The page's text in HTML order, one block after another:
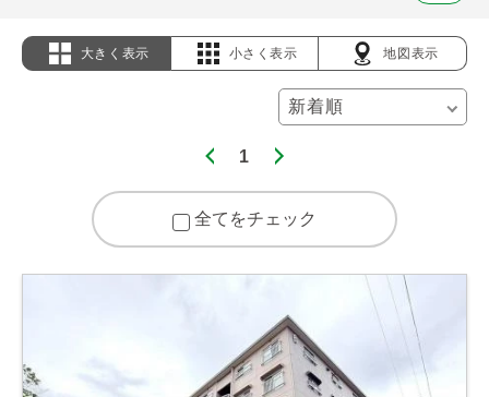
大きく表示 小さく表示 地図表示
1
全てをチェック